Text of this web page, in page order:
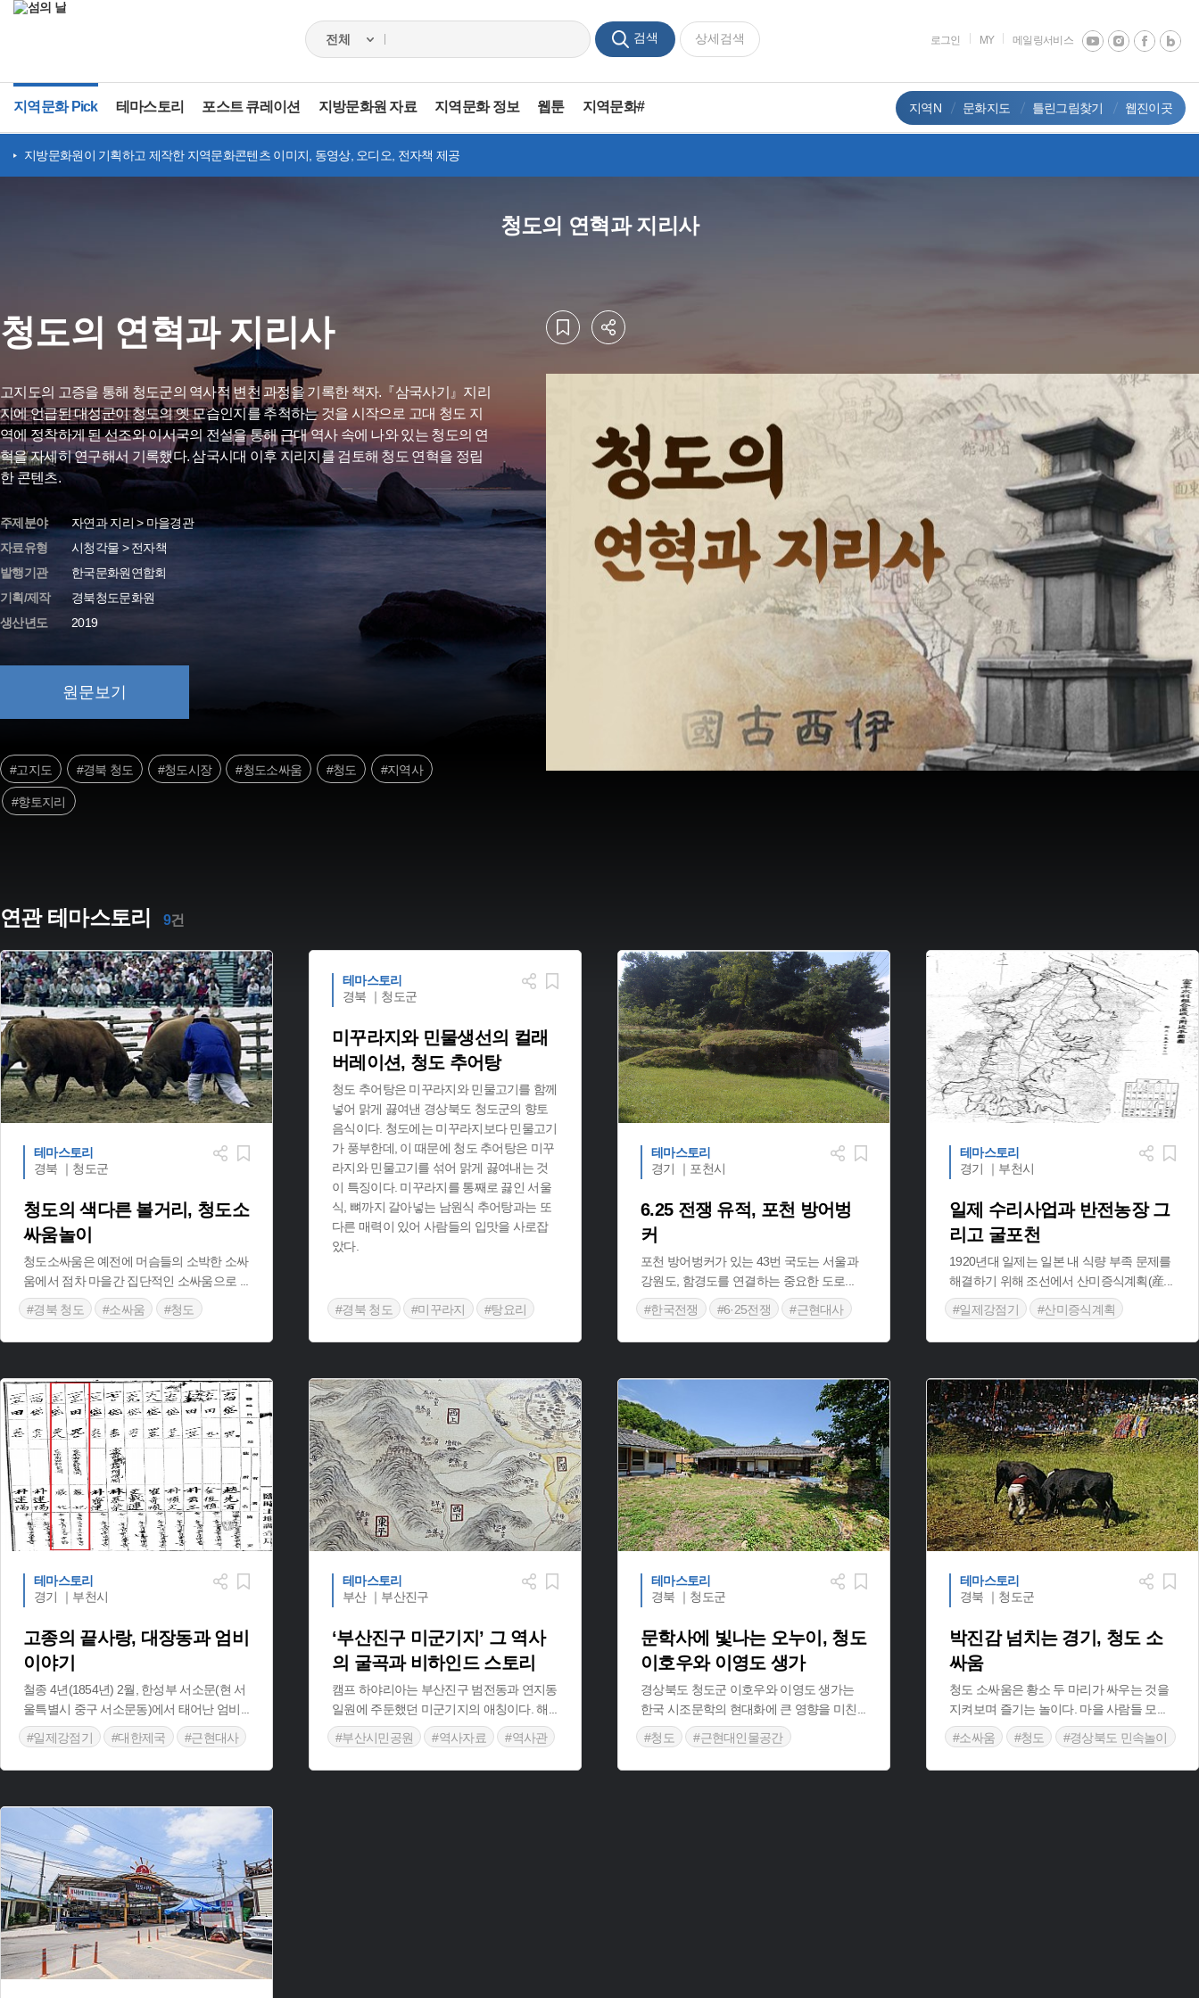
검색 상세검색 로그인 MY 메일링서비스
지역문화 Pick 테마스토리 포스트 큐레이션 지방문화원 자료 지역문화 정보 웹툰 지역문화# 지역N 문화지도 틀린그림찾기 웹진이곳
지방문화원이 기획하고 제작한 지역문화콘텐츠 이미지, 동영상, 오디오, 전자책 제공
청도의 연혁과 지리사
청도의 연혁과 지리사
고지도의 고증을 통해 청도군의 역사적 변천 과정을 기록한 책자.『삼국사기』지리
지에 언급된 대성군이 청도의 옛 모습인지를 추척하는 것을 시작으로 고대 청도 지
역에 정착하게 된 선조와 이서국의 전설을 통해 근대 역사 속에 나와 있는 청도의 연
혁을 자세히 연구해서 기록했다. 삼국시대 이후 지리지를 검토해 청도 연혁을 정립
한 콘텐츠.
주제분야
자연과 지리 > 마을경관
자료유형
시청각물 > 전자책
발행기관
한국문화원연합회
기획/제작
경북청도문화원
생산년도
2019
원문보기
#고지도 #경북 청도 #청도시장 #청도소싸움 #청도 #지역사
#향토지리
연관 테마스토리 9건
테마스토리
경북 ｜청도군
청도의 색다른 볼거리, 청도소
싸움놀이
청도소싸움은 예전에 머슴들의 소박한 소싸
움에서 점차 마을간 집단적인 소싸움으로
#경북 청도
#소싸움
#청도
테마스토리
경북 ｜청도군
미꾸라지와 민물생선의 컬래
버레이션, 청도 추어탕
청도 추어탕은 미꾸라지와 민물고기를 함께
넣어 맑게 끓여낸 경상북도 청도군의 향토
음식이다. 청도에는 미꾸라지보다 민물고기
가 풍부한데, 이 때문에 청도 추어탕은 미꾸
라지와 민물고기를 섞어 맑게 끓여내는 것
이 특징이다. 미꾸라지를 통째로 끓인 서울
식, 뼈까지 갈아넣는 남원식 추어탕과는 또
다른 매력이 있어 사람들의 입맛을 사로잡
았다.
#경북 청도 #미꾸라지
#탕요리
테마스토리
경기 ｜포천시
6.25 전쟁 유적, 포천 방어벙
커
포천 방어벙커가 있는 43번 국도는 서울과
강원도, 함경도를 연결하는 중요한 도로
#한국전쟁
#6·25전쟁
#근현대사
테마스토리
경기 ｜부천시
일제 수리사업과 반전농장 그
리고 굴포천
1920년대 일제는 일본 내 식량 부족 문제를
해결하기 위해 조선에서 산미증식계획(産...
#일제강점기
#산미증식계획
테마스토리
경기 ｜부천시
고종의 끝사랑, 대장동과 엄비
이야기
철종 4년(1854년) 2월, 한성부 서소문(현 서
울특별시 중구 서소문동)에서 태어난 엄비
#일제강점기
#대한제국
#근현대사
테마스토리
부산 ｜부산진구
‘부산진구 미군기지’ 그 역사
의 굴곡과 비하인드 스토리
캠프 하야리아는 부산진구 범전동과 연지동
일원에 주둔했던 미군기지의 애칭이다. 해
#부산시민공원
#역사자료
#역사관
테마스토리
경북 ｜청도군
문학사에 빛나는 오누이, 청도
이호우와 이영도 생가
경상북도 청도군 이호우와 이영도 생가는
한국 시조문학의 현대화에 큰 영향을 미친
#청도
#근현대인물공간
테마스토리
경북 ｜청도군
박진감 넘치는 경기, 청도 소
싸움
청도 소싸움은 황소 두 마리가 싸우는 것을
지켜보며 즐기는 놀이다. 마을 사람들 모
#소싸움
#청도 #경상북도 민속놀이